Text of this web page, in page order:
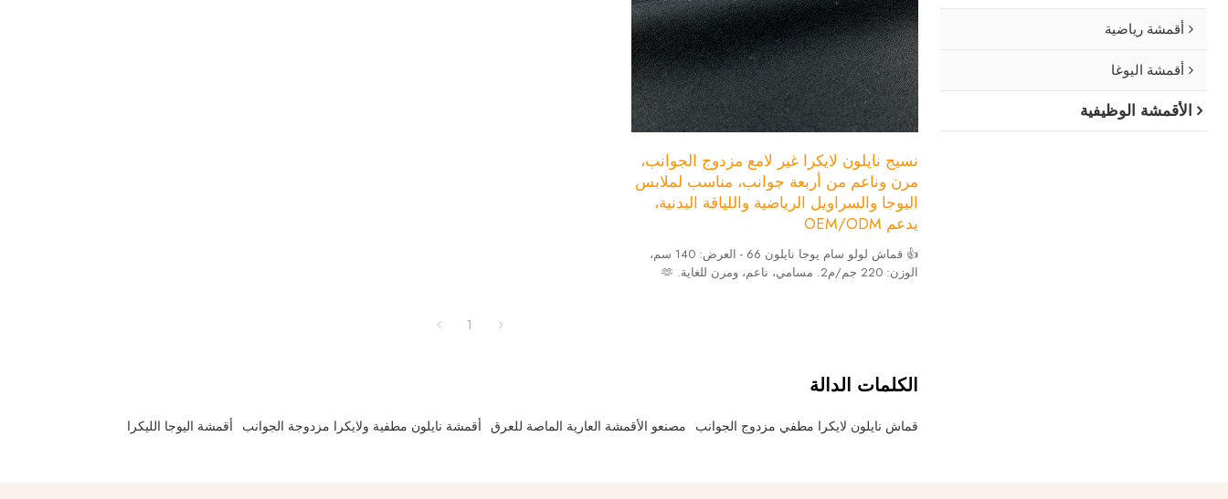
نسيج نايلون لايكرا غير لامع مزدوج الجوانب،
مرن وناعم من أربعة جوانب، مناسب لملابس
اليوجا والسراويل الرياضية واللياقة البدنية،
يدعم OEM/ODM
👍 قماش لولو سام يوجا نايلون 66 - العرض: 140 سم،
الوزن: 220 جم/م2. مسامي، ناعم، ومرن للغاية. 🫶
1
الكلمات الدالة
قماش نايلون لايكرا مطفي مزدوج الجوانب مصنعو الأقمشة العارية الماصة للعرق أقمشة نايلون مطفية ولايكرا مزدوجة الجوانب أقمشة اليوجا الليكرا
أقمشة رياضية
أقمشة اليوغا
الأقمشة الوظيفية